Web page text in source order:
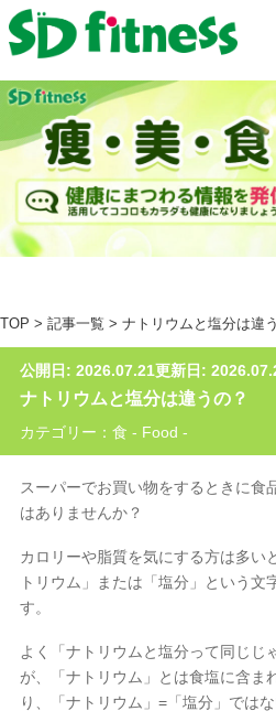

札幌白
大河
津藤
富士伝
銚子


TOP > 記事一覧 > ナトリウムと塩分は違
公開日: 2026.07.21更新日:
ナトリウムと塩分は違うの？
カテゴリー：食 - Food -
スーパーでお買い物をするときに食
はありませんか？
カロリーや脂質を気にする方は多い
トリウム」または「塩分」という文
す。
よく「ナトリウムと塩分って同じじ
が、「ナトリウム」とは食塩に含ま
り、「ナトリウム」=「塩分」ではな